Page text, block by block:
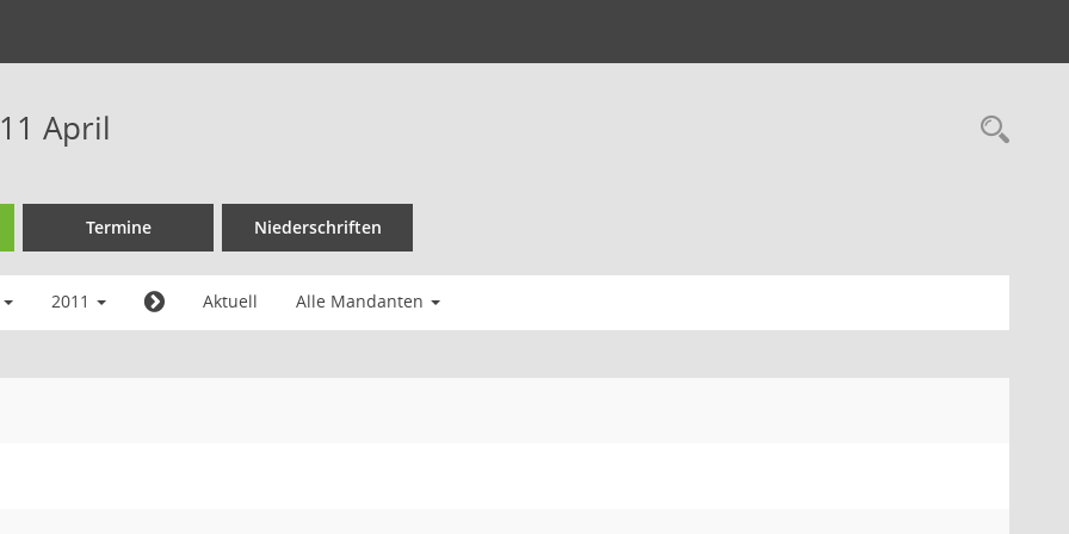
April
Termine Niederschriften
2011 Aktuell Alle Mandanten